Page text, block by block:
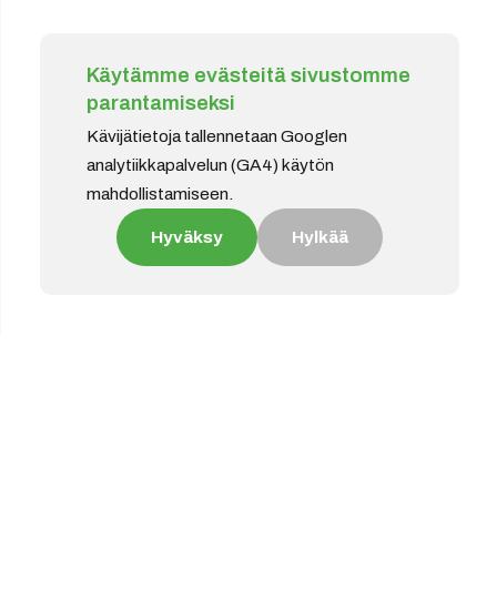
Käytämme evästeitä sivustomme
parantamiseksi
Kävijätietoja tallennetaan Googlen
analytiikkapalvelun (GA4) käytön
mahdollistamiseen.
Hyväksy Hylkää